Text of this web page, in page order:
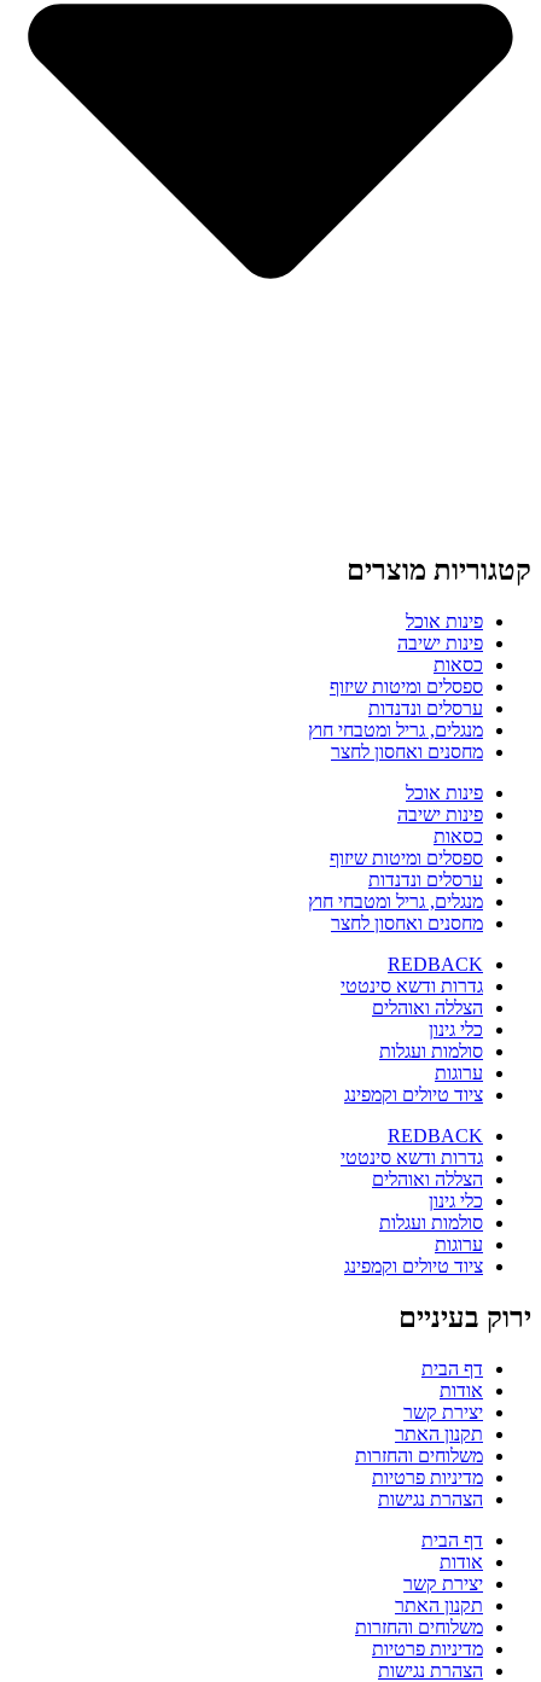
קטגוריות מוצרים
פינות אוכל
פינות ישיבה
כסאות
ספסלים ומיטות שיזוף
ערסלים ונדנדות
מנגלים, גריל ומטבחי חוץ
מחסנים ואחסון לחצר
פינות אוכל
פינות ישיבה
כסאות
ספסלים ומיטות שיזוף
ערסלים ונדנדות
מנגלים, גריל ומטבחי חוץ
מחסנים ואחסון לחצר
REDBACK
גדרות ודשא סינטטי
הצללה ואוהלים
כלי גינון
סולמות ועגלות
ערוגות
ציוד טיולים וקמפינג
REDBACK
גדרות ודשא סינטטי
הצללה ואוהלים
כלי גינון
סולמות ועגלות
ערוגות
ציוד טיולים וקמפינג
ירוק בעיניים
דף הבית
אודות
יצירת קשר
תקנון האתר
משלוחים והחזרות
מדיניות פרטיות
הצהרת נגישות
דף הבית
אודות
יצירת קשר
תקנון האתר
משלוחים והחזרות
מדיניות פרטיות
הצהרת נגישות